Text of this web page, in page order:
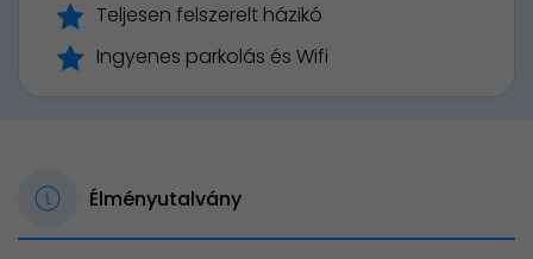
Teljesen felszerelt házikó
Ingyenes parkolás és Wifi
Élményutalvány